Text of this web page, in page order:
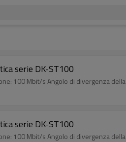
serie DK-ST100
100 Mbit/s Angolo di divergenza
serie DK-ST100
100 Mbit/s Angolo di divergenza